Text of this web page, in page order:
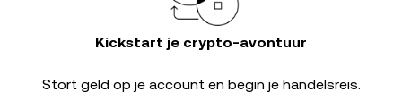
Kickstart je crypto-avontuur
Stort geld op je account en begin je handelsreis.